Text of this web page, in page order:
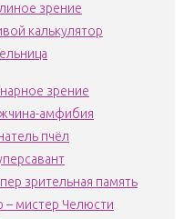
зрение
калькулятор
зрение
амфибия
пчёл
зрительная память
– мистер Челюсти